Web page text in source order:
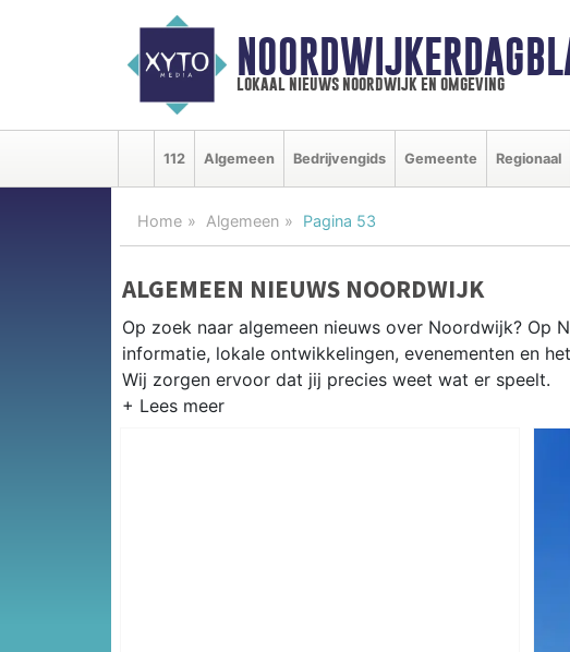
lokaal nieuws noordwijk en omgeving
112 Algemeen Bedrijvengids Gemeente Regionaal
Home Algemeen Pagina 53
ALGEMEEN NIEUWS NOORDWIJK
Op zoek naar algemeen nieuws over Noordwijk? Op
informatie, lokale ontwikkelingen, evenementen en
Wij zorgen ervoor dat jij precies weet wat er speelt.
PRAKTISCHE INFORMATIE NOORDWIJK